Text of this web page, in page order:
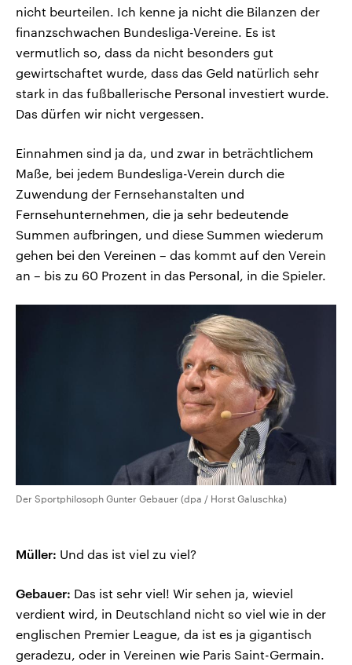
nicht beurteilen. Ich kenne ja nicht die Bilanzen der
finanzschwachen Bundesliga-Vereine. Es ist
vermutlich so, dass da nicht besonders gut
gewirtschaftet wurde, dass das Geld natürlich sehr
stark in das fußballerische Personal investiert wurde.
Das dürfen wir nicht vergessen.
Einnahmen sind ja da, und zwar in beträchtlichem
Maße, bei jedem Bundesliga-Verein durch die
Zuwendung der Fernsehanstalten und
Fernsehunternehmen, die ja sehr bedeutende
Summen aufbringen, und diese Summen wiederum
gehen bei den Vereinen – das kommt auf den Verein
an – bis zu 60 Prozent in das Personal, in die Spieler.
Der Sportphilosoph Gunter Gebauer (dpa / Horst Galuschka)
Müller: Und das ist viel zu viel?
Gebauer: Das ist sehr viel! Wir sehen ja, wieviel
verdient wird, in Deutschland nicht so viel wie in der
englischen Premier League, da ist es ja gigantisch
geradezu, oder in Vereinen wie Paris Saint-Germain.